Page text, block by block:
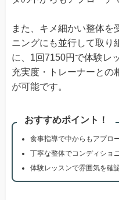
また、キメ細かい整体を
ニングにも並行して取り
に、1回7150円で体験レ
充実度・トレーナーとの
が可能です。
おすすめポイント！
食事指導で中からもアプロ
丁寧な整体でコンディショ
体験レッスンで雰囲気を確